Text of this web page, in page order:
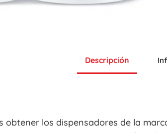
Descripción
obtener los dispensadores de la